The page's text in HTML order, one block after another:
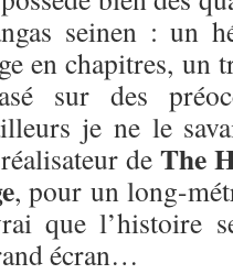
seinen : un
en chapitres, un
sur des
je ne le
deThe
, pour un long-
que l’histoire
écran…